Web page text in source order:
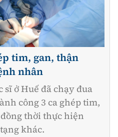
tim, gan, thận
nhân
sĩ ở Huế đã chạy đua
công 3 ca ghép tim,
thời thực hiện
khác.